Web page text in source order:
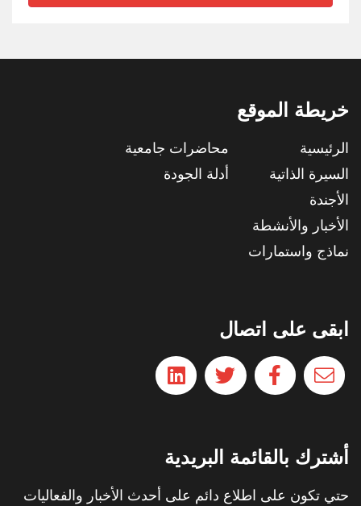
خريطة الموقع
الرئيسية
السيرة الذاتية
الأجندة
الأخبار والأنشطة
نماذج واستمارات
محاضرات جامعية
أدلة الجودة
ابقى على اتصال
أشترك بالقائمة البريدية
حتي تكون على اطلاع دائم على أحدث الأخبار والفعاليات